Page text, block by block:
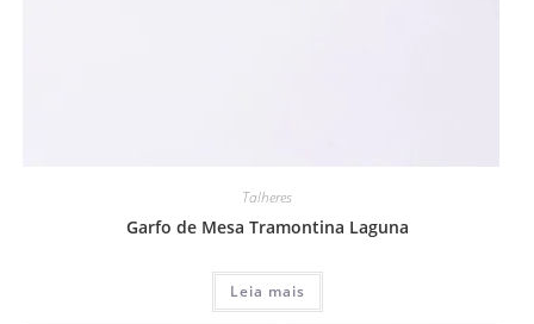
Talheres
Garfo de Mesa Tramontina Laguna
Leia mais